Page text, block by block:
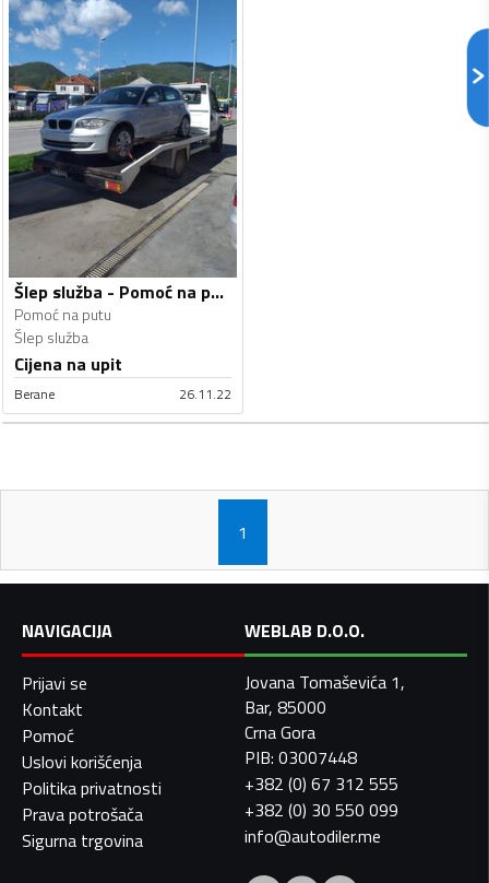
Šlep služba - Pomoć na putu
Pomoć na putu
Šlep služba
Cijena na upit
Berane 26.11.22
1
NAVIGACIJA
Prijavi se
Kontakt
Pomoć
Uslovi korišćenja
Politika privatnosti
Prava potrošača
Sigurna trgovina
WEBLAB D.O.O.
Jovana Tomaševića 1,
Bar, 85000
Crna Gora
PIB: 03007448
+382 (0) 67 312 555
+382 (0) 30 550 099
info@autodiler.me